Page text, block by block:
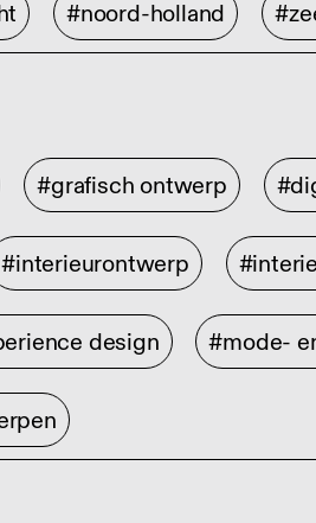
#noord-holland
#grafisch ontwerp
#interieurontwerp
design #mode-